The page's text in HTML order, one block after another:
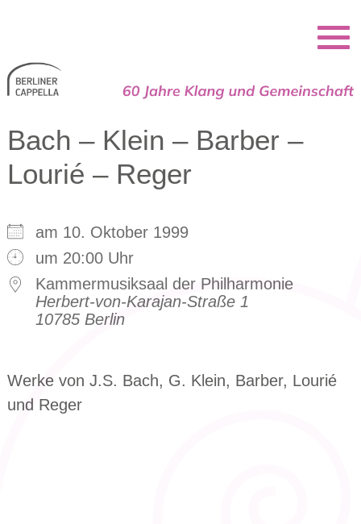
Bach – Klein – Barber –
Lourié – Reger
am 10. Oktober 1999
um 20:00 Uhr
Kammermusiksaal der Philharmonie
Herbert-von-Karajan-Straße 1
10785 Berlin
Werke von J.S. Bach, G. Klein, Barber, Lourié
und Reger